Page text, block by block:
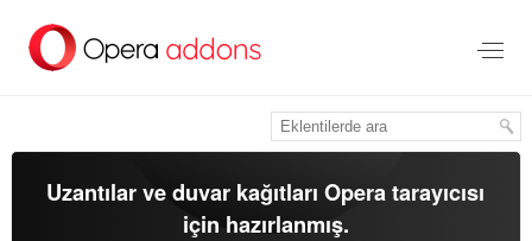
içeriğe
Uzantılar ve duvar kağıtlarıOpera tarayıcısı
için hazırlanmış.